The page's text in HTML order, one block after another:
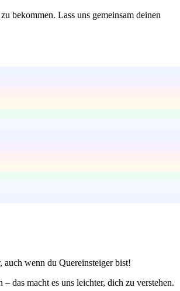
bekommen. Lass uns gemeinsam deinen
auch wenn du Quereinsteiger bist!
das macht es uns leichter, dich zu verstehen.